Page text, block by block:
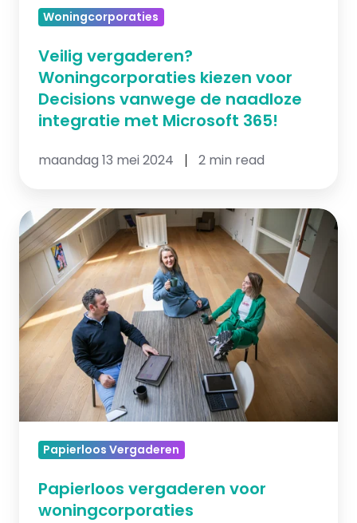
met
365!
Woningcorporaties
Veilig vergaderen?
Woningcorporaties kiezen voor
Decisions vanwege de naadloze
integratie met Microsoft 365!
maandag 13 mei 2024 2 min read
Papierloos
vergaderen
voor
woningcorporaties
Papierloos Vergaderen
Papierloos vergaderen voor
woningcorporaties